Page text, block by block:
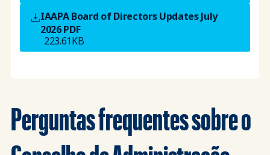
IAAPA Board of Directors Updates July
2026PDF
223.61KB
Perguntas frequentes sobre o